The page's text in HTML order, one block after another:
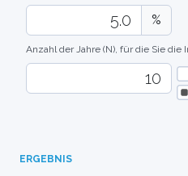
%
Anzahl der Jahre (N), für die Sie
ERGEBNIS